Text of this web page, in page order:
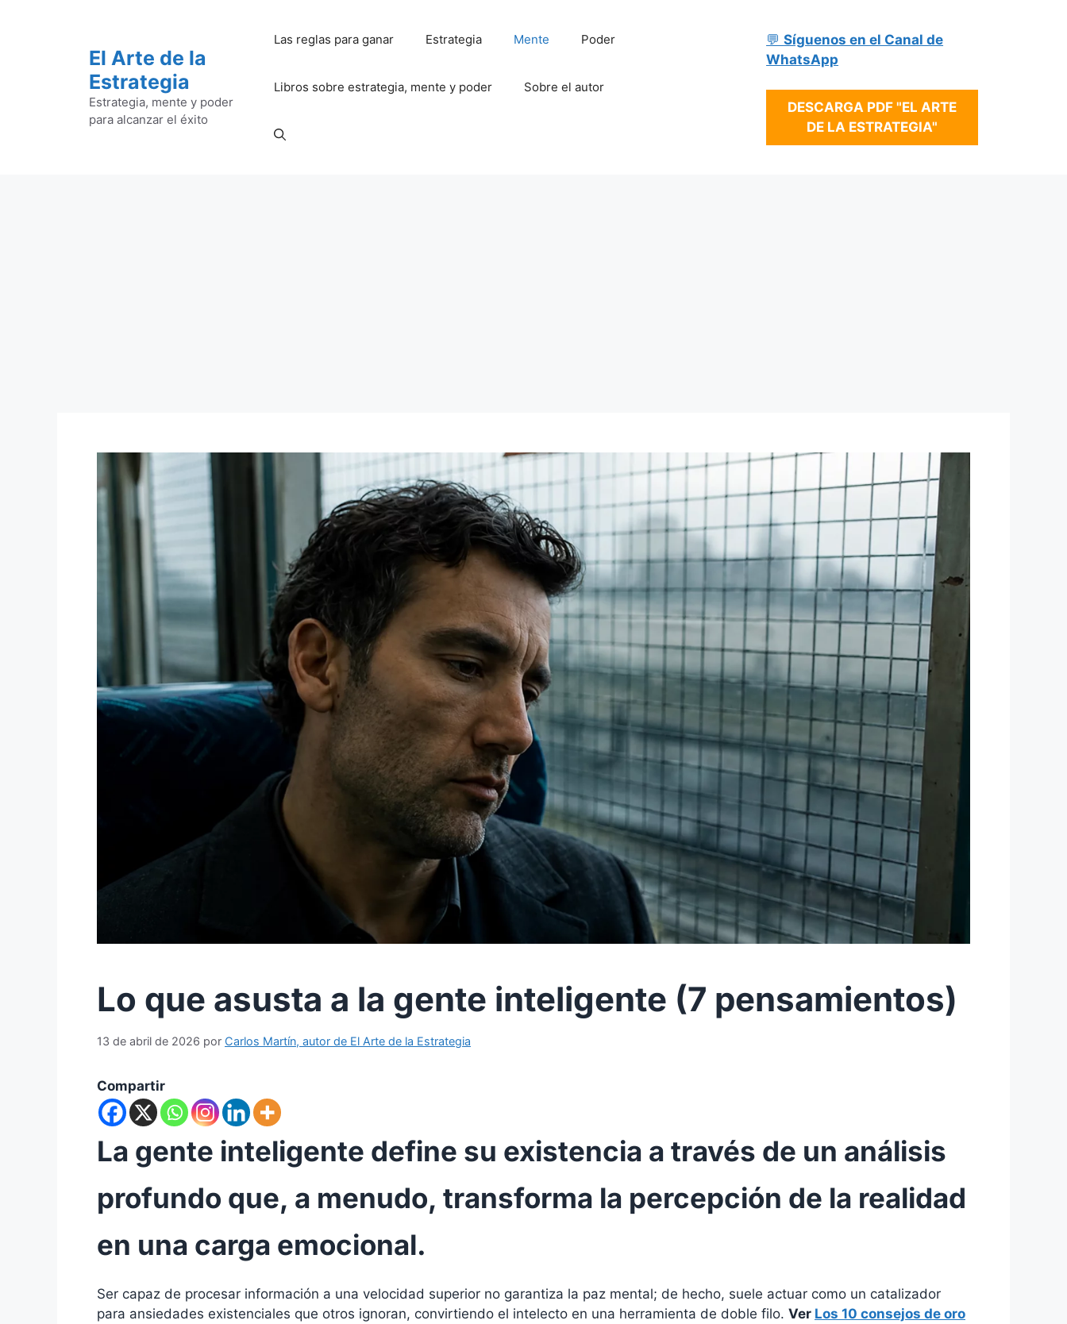
El Arte de la
Estrategia
Estrategia, mente y poder
para alcanzar el éxito
Las reglas para ganar Estrategia Mente Poder
Libros sobre estrategia, mente y poder Sobre el autor
💬Síguenos en el Canal de
WhatsApp
DESCARGA PDF "EL ARTE
DE LA ESTRATEGIA"
Lo que asusta a la gente inteligente (7 pensamientos)
13 de abril de 2026 por Carlos Martín, autor de El Arte de la Estrategia
Compartir
La gente inteligente define su existencia a través de un análisis
profundo que, a menudo, transforma la percepción de la realidad
en una carga emocional.
Ser capaz de procesar información a una velocidad superior no garantiza la paz mental; de hecho, suele actuar como un catalizador
para ansiedades existenciales que otros ignoran, convirtiendo el intelecto en una herramienta de doble filo. Ver Los 10 consejos de oro